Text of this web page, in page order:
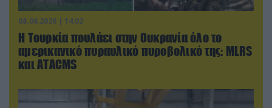
08.08.2026 | 14:02
Η Τουρκία πουλάει στην Ουκρανία όλο το
αμερικανικό πυραυλικό πυροβολικό της: MLRS
και ΑΤΑCMS